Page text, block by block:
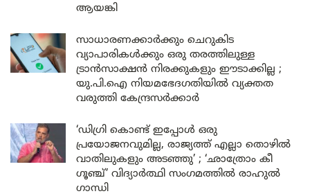
ആയങ്കി
സാധാരണക്കാർക്കും ചെറുകിട
വ്യാപാരികൾക്കും ഒരു തരത്തിലുള്ള
ട്രാൻസാക്ഷൻ നിരക്കുകളും ഈടാക്കില്ല ;
യു.പി.ഐ നിയമഭേദഗതിയിൽ വ്യക്തത
വരുത്തി കേന്ദ്രസർക്കാർ
‘ഡിഗ്രി കൊണ്ട് ഇപ്പോൾ ഒരു
പ്രയോജനവുമില്ല, രാജ്യത്ത് എല്ലാ തൊഴിൽ
വാതിലുകളും അടഞ്ഞു’ ; ‘ഛാത്രോം കീ
ഗൂഞ്ച്’ വിദ്യാർത്ഥി സംഗമത്തിൽ രാഹുൽ
ഗാന്ധി